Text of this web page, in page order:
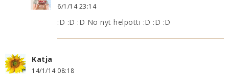
6/1/14 23:14
:D :D :D No nyt helpotti :D :D :D
Katja
14/1/14 08:18